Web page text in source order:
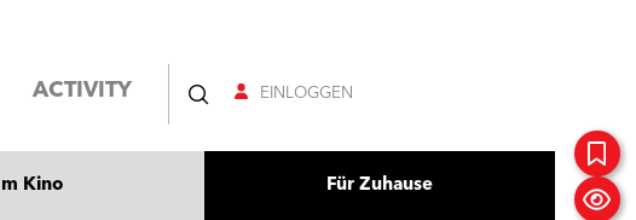
ACTIVITY EINLOGGEN
Kino Für Zuhause